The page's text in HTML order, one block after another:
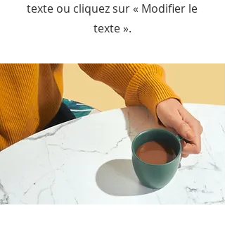
texte ou cliquez sur « Modifier le
texte ».